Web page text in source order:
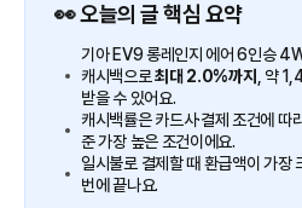
👀 오늘의 글 핵심 요약
기아 EV9 롱레인지 에어 6인승
캐시백으로최대 2.0%까지 , 약
받을 수 있어요.
캐시백률은 카드사·결제 조건에 따
준 가장 높은 조건이에요.
일시불로 결제할 때 환급액이 가장
번에 끝나요.